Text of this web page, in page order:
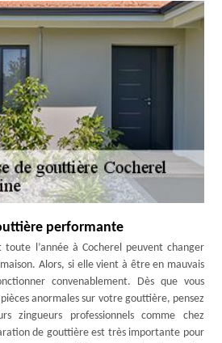
performante
toute l’année à Cocherel peuvent changer
Alors, si elle vient à être en mauvais
convenablement. Dès que vous
anormales sur votre gouttière, pensez
zingueurs professionnels comme chez
de gouttière est très importante pour